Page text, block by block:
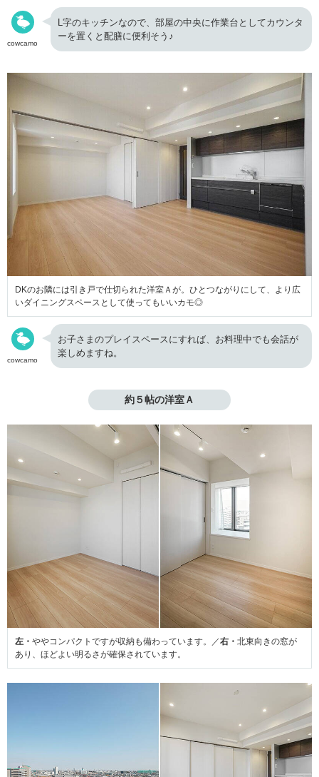
cowcamo
L字のキッチンなので、部屋の中央に作業台としてカウンタ
ーを置くと配膳に便利そう♪
DKのお隣には引き戸で仕切られた洋室Ａが。ひとつながりにして、より広
いダイニングスペースとして使ってもいいカモ◎
cowcamo
お子さまのプレイスペースにすれば、お料理中でも会話が
楽しめますね。
約５帖の洋室Ａ
左・ ややコンパクトですが収納も備わっています。／右・ 北東向きの窓が
あり、ほどよい明るさが確保されています。